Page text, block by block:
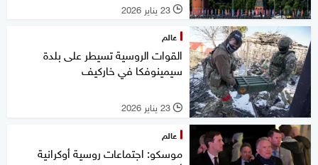
l 23 يناير 2026
عالم
القوات الروسية تسيطر على بلدة
سيمينوفكا في خاركيف
l 23 يناير 2026
عالم
موسكو: اجتماعات روسية أوكرانية